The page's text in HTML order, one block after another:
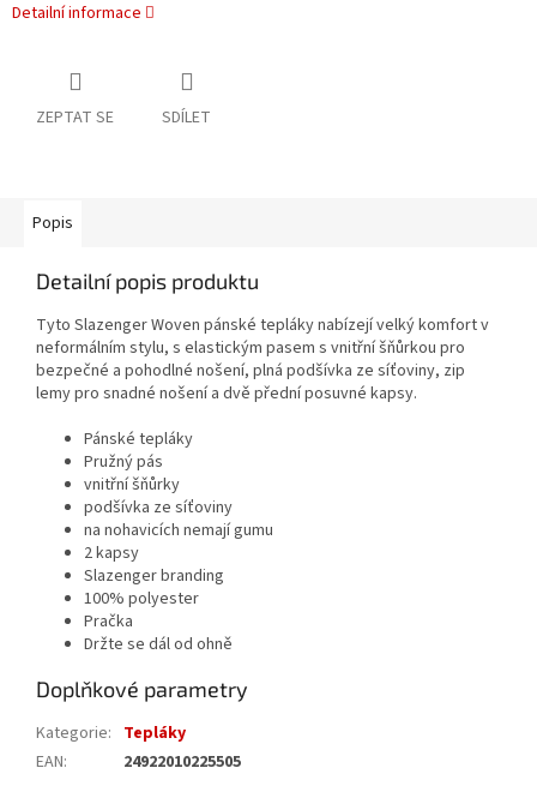
Detailní informace
ZEPTAT SE SDÍLET
Popis
Detailní popis produktu
Tyto Slazenger Woven pánské tepláky nabízejí velký komfort v
neformálním stylu, s elastickým pasem s vnitřní šňůrkou pro
bezpečné a pohodlné nošení, plná podšívka ze síťoviny, zip
lemy pro snadné nošení a dvě přední posuvné kapsy.
Pánské tepláky
Pružný pás
vnitřní šňůrky
podšívka ze síťoviny
na nohavicích nemají gumu
2 kapsy
Slazenger branding
100% polyester
Pračka
Držte se dál od ohně
Doplňkové parametry
Kategorie: Tepláky
EAN: 24922010225505